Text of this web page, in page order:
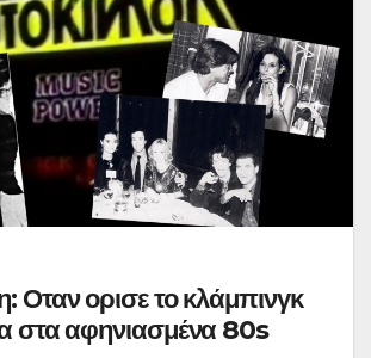
Οταν ορισε το κλάμπινγκ
στα αφηνιασμένα 80s